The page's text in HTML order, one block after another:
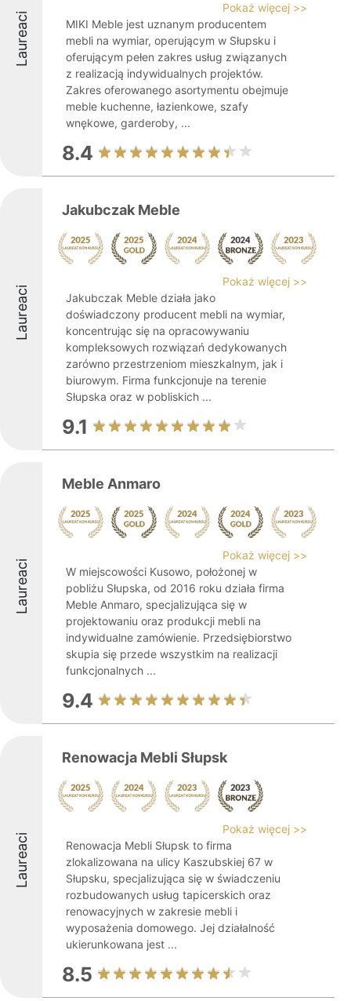
Laureaci
Pokaż więcej >>
MIKI Meble jest uznanym producentem
mebli na wymiar, operującym w Słupsku i
oferującym pełen zakres usług związanych
z realizacją indywidualnych projektów.
Zakres oferowanego asortymentu obejmuje
meble kuchenne, łazienkowe, szafy
wnękowe, garderoby, ...
8.4
Laureaci
Jakubczak Meble
Pokaż więcej >>
Jakubczak Meble działa jako
doświadczony producent mebli na wymiar,
koncentrując się na opracowywaniu
kompleksowych rozwiązań dedykowanych
zarówno przestrzeniom mieszkalnym, jak i
biurowym. Firma funkcjonuje na terenie
Słupska oraz w pobliskich ...
9.1
Laureaci
Meble Anmaro
Pokaż więcej >>
W miejscowości Kusowo, położonej w
pobliżu Słupska, od 2016 roku działa firma
Meble Anmaro, specjalizująca się w
projektowaniu oraz produkcji mebli na
indywidualne zamówienie. Przedsiębiorstwo
skupia się przede wszystkim na realizacji
funkcjonalnych ...
9.4
Laureaci
Renowacja Mebli Słupsk
Pokaż więcej >>
Renowacja Mebli Słupsk to firma
zlokalizowana na ulicy Kaszubskiej 67 w
Słupsku, specjalizująca się w świadczeniu
rozbudowanych usług tapicerskich oraz
renowacyjnych w zakresie mebli i
wyposażenia domowego. Jej działalność
ukierunkowana jest ...
8.5